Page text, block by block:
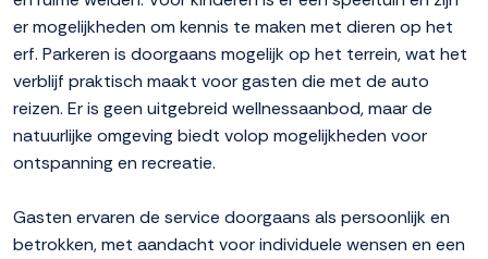
er mogelijkheden om kennis te maken met dieren op het
erf. Parkeren is doorgaans mogelijk op het terrein, wat het
verblijf praktisch maakt voor gasten die met de auto
reizen. Er is geen uitgebreid wellnessaanbod, maar de
natuurlijke omgeving biedt volop mogelijkheden voor
ontspanning en recreatie.
Gasten ervaren de service doorgaans als persoonlijk en
betrokken, met aandacht voor individuele wensen en een